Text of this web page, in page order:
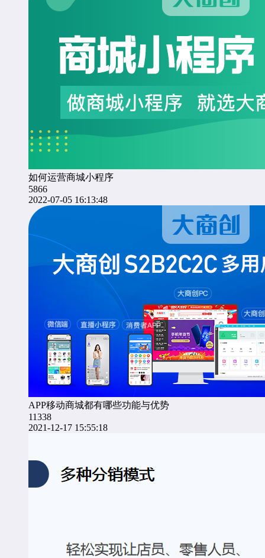
如何运营商城小程序
5866
2022-07-05 16:13:48
APP移动商城都有哪些功能与优势
11338
2021-12-17 15:55:18